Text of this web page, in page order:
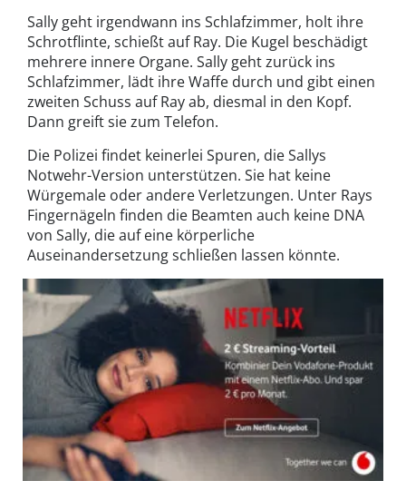
Sally geht irgendwann ins Schlafzimmer, holt ihre
Schrotflinte, schießt auf Ray. Die Kugel beschädigt
mehrere innere Organe. Sally geht zurück ins
Schlafzimmer, lädt ihre Waffe durch und gibt einen
zweiten Schuss auf Ray ab, diesmal in den Kopf.
Dann greift sie zum Telefon.
Die Polizei findet keinerlei Spuren, die Sallys
Notwehr-Version unterstützen. Sie hat keine
Würgemale oder andere Verletzungen. Unter Rays
Fingernägeln finden die Beamten auch keine DNA
von Sally, die auf eine körperliche
Auseinandersetzung schließen lassen könnte.